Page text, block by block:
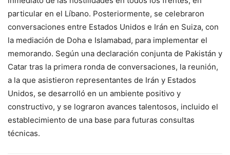
particular en el Líbano. Posteriormente, se celebraron
conversaciones entre Estados Unidos e Irán en Suiza, con
la mediación de Doha e Islamabad, para implementar el
memorando. Según una declaración conjunta de Pakistán y
Catar tras la primera ronda de conversaciones, la reunión,
a la que asistieron representantes de Irán y Estados
Unidos, se desarrolló en un ambiente positivo y
constructivo, y se lograron avances talentosos, incluido el
establecimiento de una base para futuras consultas
técnicas.